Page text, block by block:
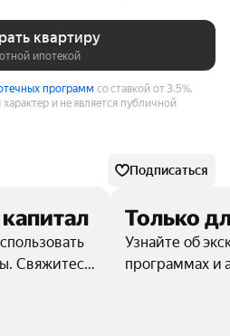
квартиру
ипотекой
программ со ставкой от 3.5%.
и не является публичной
Подписаться
Свяжитесь
Только
Узнайте об
программах и